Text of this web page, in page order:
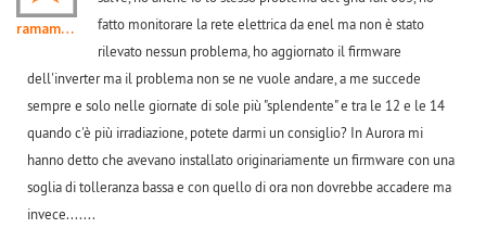
ramamaghesci
fatto monitorare la rete elettrica da enel ma non è stato
rilevato nessun problema, ho aggiornato il firmware
dell'inverter ma il problema non se ne vuole andare, a me succede
sempre e solo nelle giornate di sole più "splendente" e tra le 12 e le 14
quando c'è più irradiazione, potete darmi un consiglio? In Aurora mi
hanno detto che avevano installato originariamente un firmware con una
soglia di tolleranza bassa e con quello di ora non dovrebbe accadere ma
invece.......